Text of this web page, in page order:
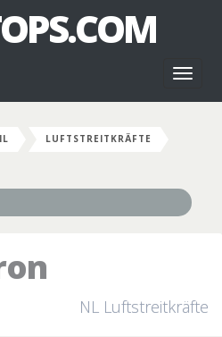
LUFTSTREITKRÄFTE
NL Luftstreitkräfte